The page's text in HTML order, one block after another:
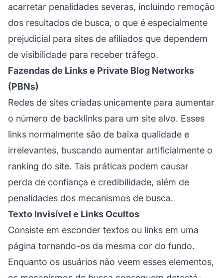
acarretar penalidades severas, incluindo remoção
dos resultados de busca, o que é especialmente
prejudicial para sites de afiliados que dependem
de visibilidade para receber tráfego.
Fazendas de Links e Private Blog Networks
(PBNs)
Redes de sites criadas unicamente para aumentar
o número de backlinks para um site alvo. Esses
links normalmente são de baixa qualidade e
irrelevantes, buscando aumentar artificialmente o
ranking do site. Tais práticas podem causar
perda de confiança e credibilidade, além de
penalidades dos mecanismos de busca.
Texto Invisível e Links Ocultos
Consiste em esconder textos ou links em uma
página tornando-os da mesma cor do fundo.
Enquanto os usuários não veem esses elementos,